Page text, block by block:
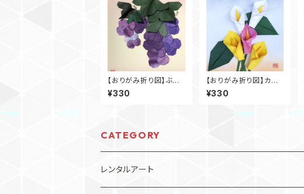
【おりがみ折り図】ぶど
う
¥330
【おりがみ折り図】カラ
ー
¥330
CATEGORY
レンタルアート